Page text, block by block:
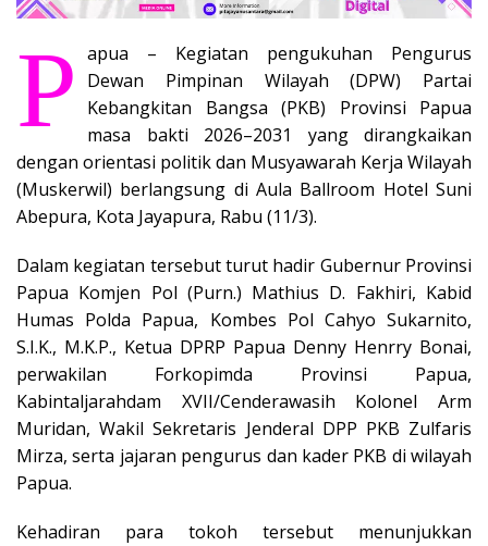
P apua – Kegiatan pengukuhan Pengurus
Dewan Pimpinan Wilayah (DPW) Partai
Kebangkitan Bangsa (PKB) Provinsi Papua
masa bakti 2026–2031 yang dirangkaikan
dengan orientasi politik dan Musyawarah Kerja Wilayah
(Muskerwil) berlangsung di Aula Ballroom Hotel Suni
Abepura, Kota Jayapura, Rabu (11/3).
Dalam kegiatan tersebut turut hadir Gubernur Provinsi
Papua Komjen Pol (Purn.) Mathius D. Fakhiri, Kabid
Humas Polda Papua, Kombes Pol Cahyo Sukarnito,
S.I.K., M.K.P., Ketua DPRP Papua Denny Henrry Bonai,
perwakilan Forkopimda Provinsi Papua,
Kabintaljarahdam XVII/Cenderawasih Kolonel Arm
Muridan, Wakil Sekretaris Jenderal DPP PKB Zulfaris
Mirza, serta jajaran pengurus dan kader PKB di wilayah
Papua.
Kehadiran para tokoh tersebut menunjukkan